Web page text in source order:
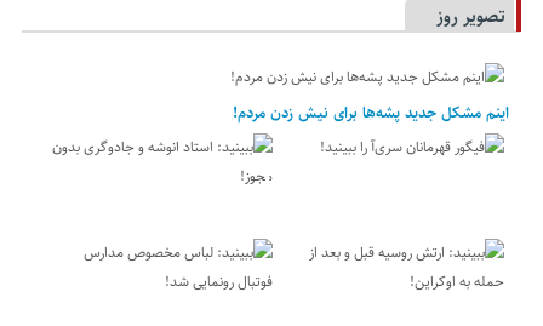
تصویر روز
اینم مشکل جدید پشه‌ها برای نیش زدن مردم!